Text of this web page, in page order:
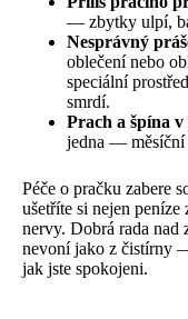
— zbytky ulpí,
Nesprávný
oblečení nebo
speciální
smrdí.
Prach a špína v
jedna — měsíční
Péče o pračku zabere
ušetříte si nejen
nervy. Dobrá rada nad
nevoní jako z čistírny
jak jste spokojeni.